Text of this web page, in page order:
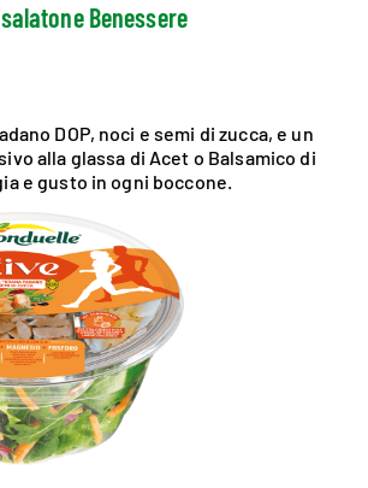
Benessere
DOP, noci e semi di zucca, e un
alla glassa di Acet o Balsamico di
e gusto in ogni boccone.